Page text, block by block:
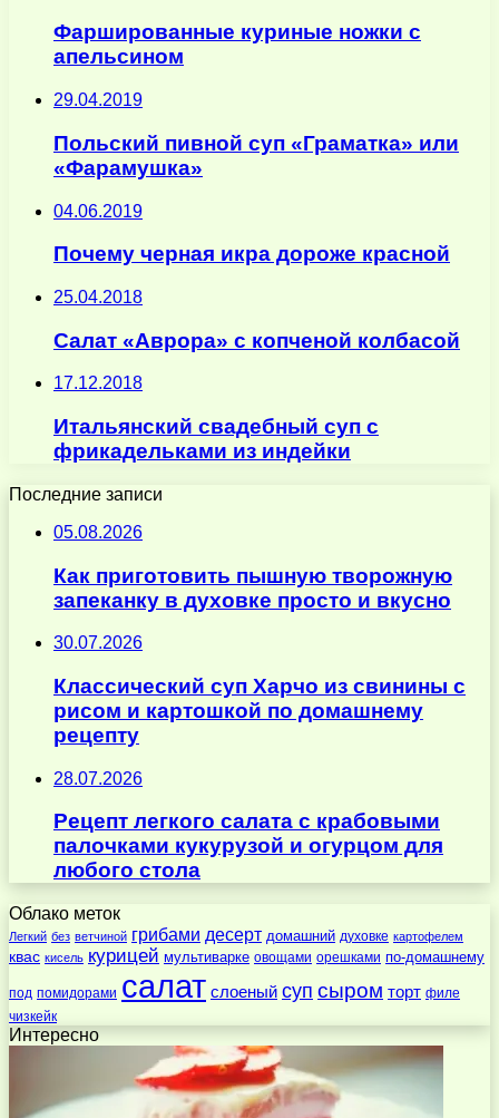
Фаршированные куриные ножки с
апельсином
29.04.2019
Польский пивной суп «Граматка» или
«Фарамушка»
04.06.2019
Почему черная икра дороже красной
25.04.2018
Салат «Аврора» с копченой колбасой
17.12.2018
Итальянский свадебный суп с
фрикадельками из индейки
Последние записи
05.08.2026
Как приготовить пышную творожную
запеканку в духовке просто и вкусно
30.07.2026
Классический суп Харчо из свинины с
рисом и картошкой по домашнему
рецепту
28.07.2026
Рецепт легкого салата с крабовыми
палочками кукурузой и огурцом для
любого стола
Облако меток
Легкий без ветчиной грибами десерт домашний духовке картофелем
квас кисель курицей мультиварке овощами орешками по-домашнему
под помидорами салат слоеный суп сыром торт филе
чизкейк
Интересно